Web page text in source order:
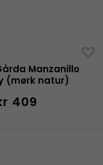
Manzanillo
(mørk natur)
409